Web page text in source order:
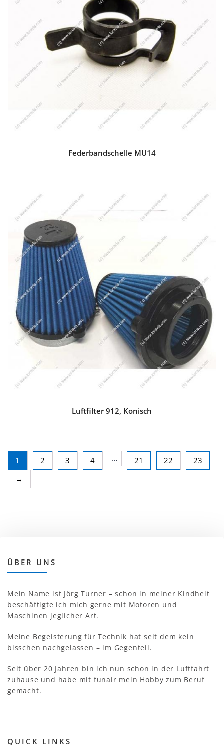
Federbandschelle MU14
Luftfilter 912, Konisch
1 2 3 4 … 21 22
23
→
ÜBER UNS
Mein Name ist Jörg Turner – schon in meiner Kindheit
beschäftigte ich mich gerne mit Motoren und
Maschinen jeglicher Art.
Meine Begeisterung für Technik hat seit dem kein
bisschen nachgelassen – im Gegenteil.
Seit über 20 Jahren bin ich nun schon in der Luftfahrt
zuhause und habe mit funair mein Hobby zum Beruf
gemacht.
QUICK LINKS